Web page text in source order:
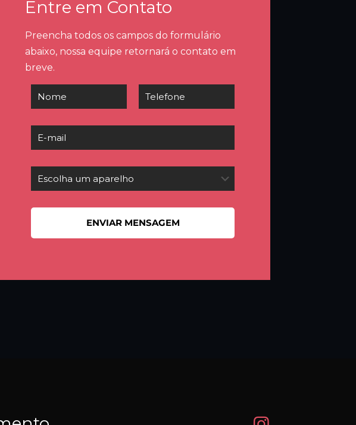
Entre em Contato
Preencha todos os campos do formulário
abaixo, nossa equipe retornará o contato em
breve.